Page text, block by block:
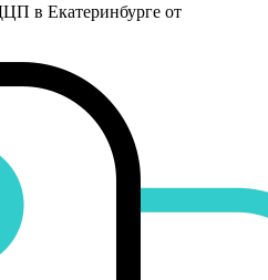
в Екатеринбурге от